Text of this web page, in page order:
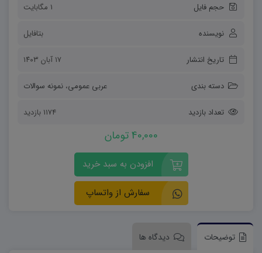
حجم فایل 1 مگابایت
نویسنده بتافایل
تاریخ انتشار ۱۷ آبان ۱۴۰۳
دسته بندی عربی عمومی، نمونه سوالات
تعداد بازدید 1174 بازدید
40,000 تومان
افزودن به سبد خرید
سفارش از واتساپ
توضیحات دیدگاه ها